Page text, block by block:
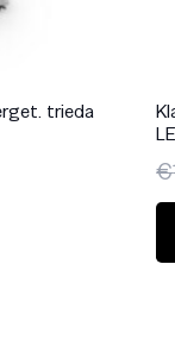
trieda
€